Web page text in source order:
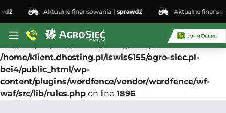
Deprecated: preg_replace(): Passing null to parameter
#3 ($subject) of type array|string is deprecated in
/home/klient.dhosting.pl/lswis6155/agro-siec.pl-
bei4/public_html/wp-
content/plugins/wordfence/vendor/wordfence/wf-
waf/src/lib/rules.phpon line1896
Aktualne finansowania |sprawdź Aktualne